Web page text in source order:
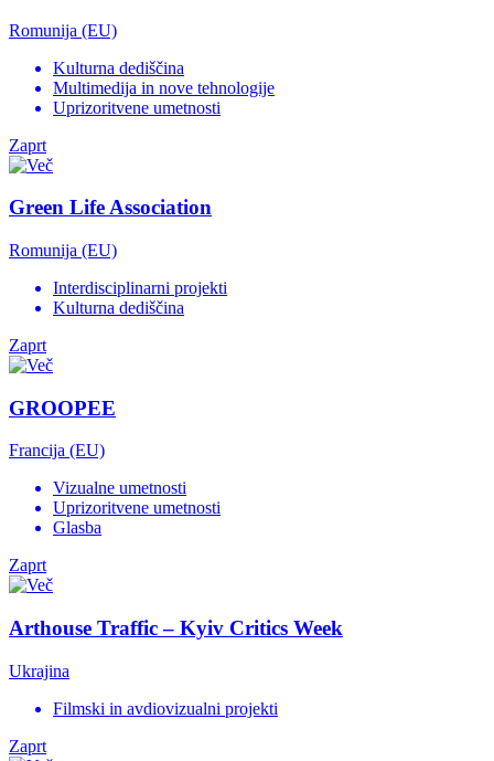
Romunija (EU)
Kulturna dediščina
Multimedija in nove tehnologije
Uprizoritvene umetnosti
Zaprt
Green Life Association
Romunija (EU)
Interdisciplinarni projekti
Kulturna dediščina
Zaprt
GROOPEE
Francija (EU)
Vizualne umetnosti
Uprizoritvene umetnosti
Glasba
Zaprt
Arthouse Traffic – Kyiv Critics Week
Ukrajina
Filmski in avdiovizualni projekti
Zaprt